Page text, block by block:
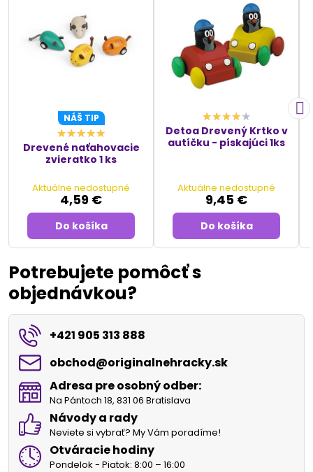
NÁŠ TIP
Drevené naťahovacie
zvieratko 1 ks
Aktuálne nedostupné
4,59 €
Do košíka
Detoa Drevený Krtko v
autíčku - pískajúci 1ks
Aktuálne nedostupné
9,45 €
Do košíka
Potrebujete pomôcť s
objednávkou?
+421 905 313 888
obchod​@originalnehracky​.sk
Adresa pre osobný odber:
Na Pántoch 18, 831 06 Bratislava
Návody a rady
Neviete si vybrať? My Vám poradíme!
Otváracie hodiny
Pondelok - Piatok: 8:00 – 16:00